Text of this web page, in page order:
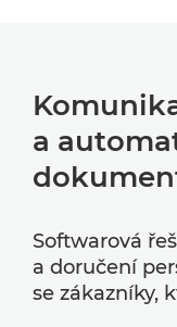
a
Softwarová
a doručení
se zákazníky,